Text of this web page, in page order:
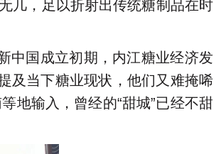
几，足以折射出传统糖制品在时
中国成立初期，内江糖业经济发
及当下糖业现状，他们又难掩唏
地输入，曾经的“甜城”已经不甜